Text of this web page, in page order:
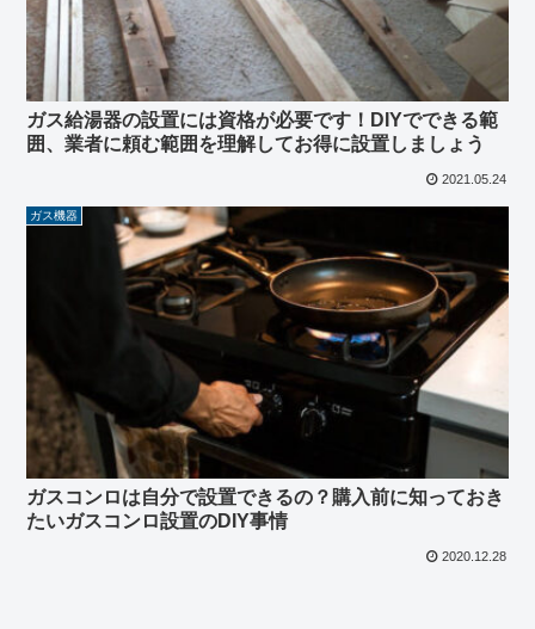
ガス給湯器の設置には資格が必要です！DIYでできる範
囲、業者に頼む範囲を理解してお得に設置しましょう
2021.05.24
ガス機器
ガスコンロは自分で設置できるの？購入前に知っておき
たいガスコンロ設置のDIY事情
2020.12.28